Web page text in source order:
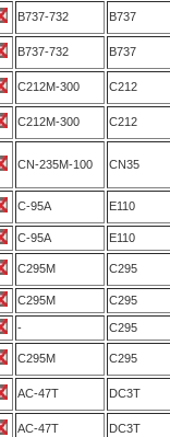
B737-732 B737
B737-732 B737
C212M-300 C212
C212M-300 C212
CN-235M-100 CN35
C-95A E110
C-95A E110
C295M C295
C295M C295
- C295
C295M C295
AC-47T DC3T
AC-47T DC3T